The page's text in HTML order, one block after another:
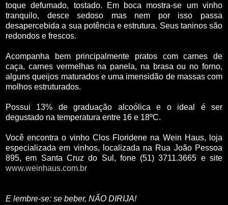
toque defumado, tostado. Em boca mostra-se um vinho
tranquilo, desce sedoso mas nem por isso passa
desapercebida a sua potência e estrutura. Seus taninos são
redondos e frescos.
Acompanha bem principalmente pratos com carnes de
caça, carnes vermelhas na panela, na brasa ou no forno,
alguns queijos maturados e uma imensidão de massas com
molhos estruturados.
Possui 13% de graduação alcoólica e o ideal é ser
degustado na temperatura entre 16 e 18ºC.
Você encontra o vinho Clos Floridene na Wein Haus, loja
especializada em vinhos, localizada na Rua João Pessoa
895, em Santa Cruz do Sul, fone (51) 3711.3665 e site
www.weinhaus.com.br
E lembre-se: se beber, NÃO DIRIJA!